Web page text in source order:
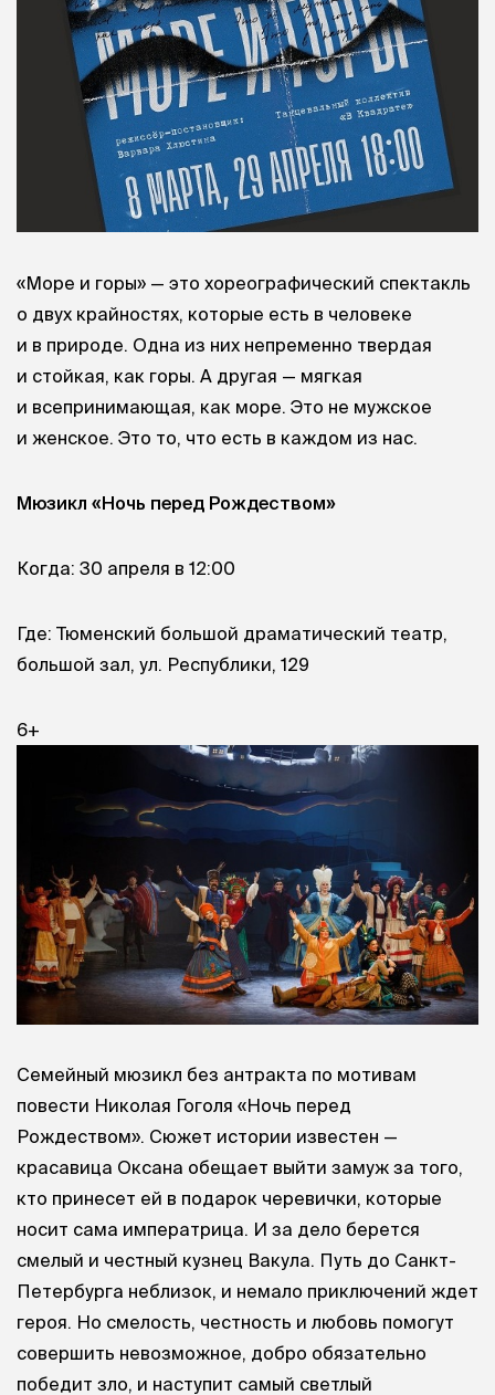
«Море и горы» — это хореографический спектакль
о двух крайностях, которые есть в человеке
и в природе. Одна из них непременно твердая
и стойкая, как горы. А другая — мягкая
и всепринимающая, как море. Это не мужское
и женское. Это то, что есть в каждом из нас.
Мюзикл «Ночь перед Рождеством»
Когда: 30 апреля в 12:00
Где: Тюменский большой драматический театр,
большой зал, ул. Республики, 129
6+
Семейный мюзикл без антракта по мотивам
повести Николая Гоголя «Ночь перед
Рождеством». Сюжет истории известен —
красавица Оксана обещает выйти замуж за того,
кто принесет ей в подарок черевички, которые
носит сама императрица. И за дело берется
смелый и честный кузнец Вакула. Путь до Санкт-
Петербурга неблизок, и немало приключений ждет
героя. Но смелость, честность и любовь помогут
совершить невозможное, добро обязательно
победит зло, и наступит самый светлый